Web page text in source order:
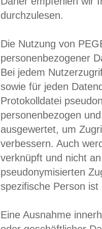
durchzulesen.
Die Nutzung von
personenbezogener
Bei jedem
sowie für jeden
Protokolldatei
personenbezogen
ausgewertet, um
verbessern. Auch
verknüpft und nicht
pseudonymisierten
spezifische Person
Eine Ausnahme